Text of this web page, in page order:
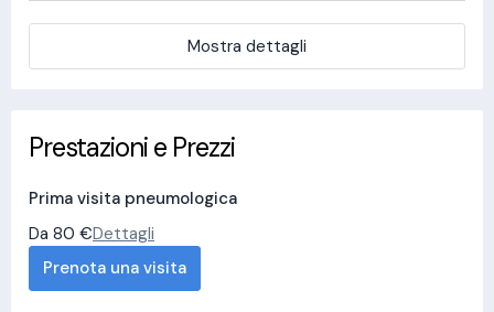
Mostra dettagli
Prestazioni e Prezzi
Prima visita pneumologica
Da 80 €Dettagli
Prenota una visita